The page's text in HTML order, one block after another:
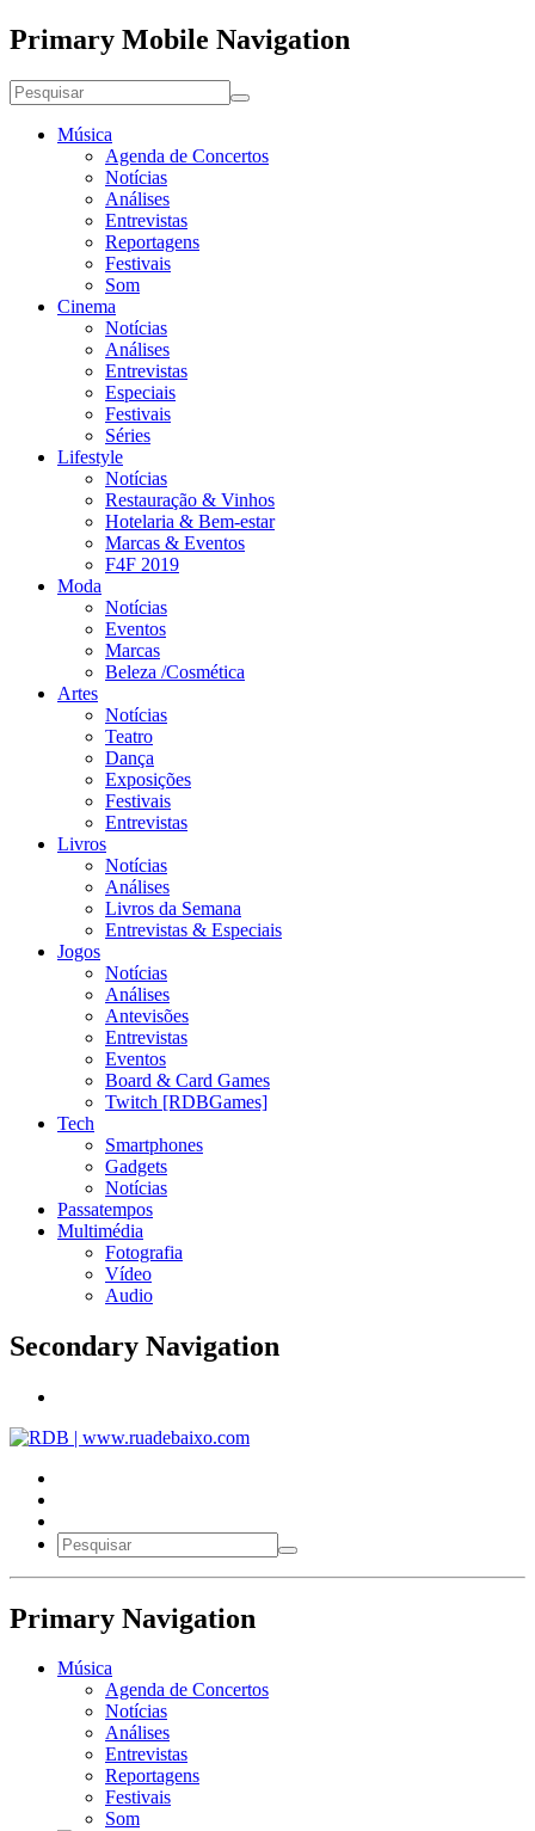
Primary Mobile Navigation
Música
Agenda de Concertos
Notícias
Análises
Entrevistas
Reportagens
Festivais
Som
Cinema
Notícias
Análises
Entrevistas
Especiais
Festivais
Séries
Lifestyle
Notícias
Restauração & Vinhos
Hotelaria & Bem-estar
Marcas & Eventos
F4F 2019
Moda
Notícias
Eventos
Marcas
Beleza /Cosmética
Artes
Notícias
Teatro
Dança
Exposições
Festivais
Entrevistas
Livros
Notícias
Análises
Livros da Semana
Entrevistas & Especiais
Jogos
Notícias
Análises
Antevisões
Entrevistas
Eventos
Board & Card Games
Twitch [RDBGames]
Tech
Smartphones
Gadgets
Notícias
Passatempos
Multimédia
Fotografia
Vídeo
Audio
Secondary Navigation
Primary Navigation
Música
Agenda de Concertos
Notícias
Análises
Entrevistas
Reportagens
Festivais
Som